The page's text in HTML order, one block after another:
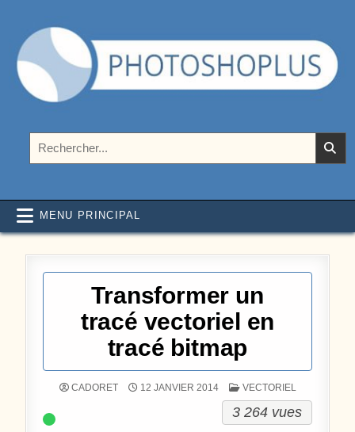
Photoshoplus
MENU PRINCIPAL
Transformer un
tracé vectoriel en
tracé bitmap
CADORET 12 JANVIER 2014 POSTÉ DANS
VECTORIEL
3 264 vues